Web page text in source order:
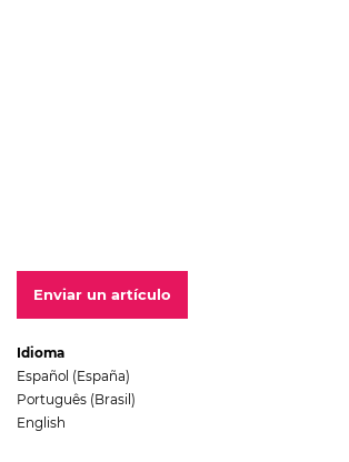
Enviar un artículo
Idioma
Español (España)
Português (Brasil)
English